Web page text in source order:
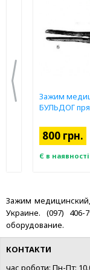
Зажим
БУЛЬДОГ
800 грн.
Є в наявності
Зажим
Украине. (097) 406-
оборудование.
КОНТАКТИ
час роботи: Пн-Пт: